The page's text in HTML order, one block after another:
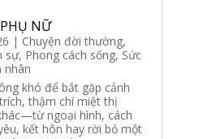
NỮ
| Chuyện đời thường,
sự, Phong cách sống, Sức
nhân
khó để bắt gặp cảnh
thậm chí miệt thị
ngoại hình, cách
kết hôn hay rời bỏ một